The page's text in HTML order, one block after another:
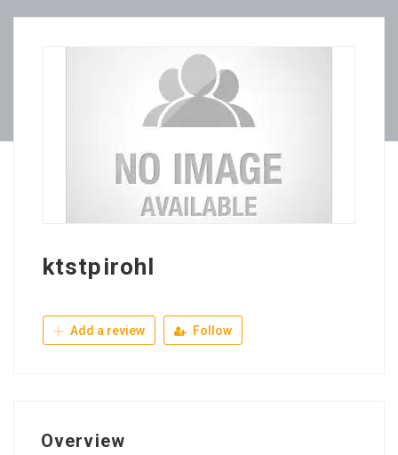
ktstpirohl
Add a review Follow
Overview